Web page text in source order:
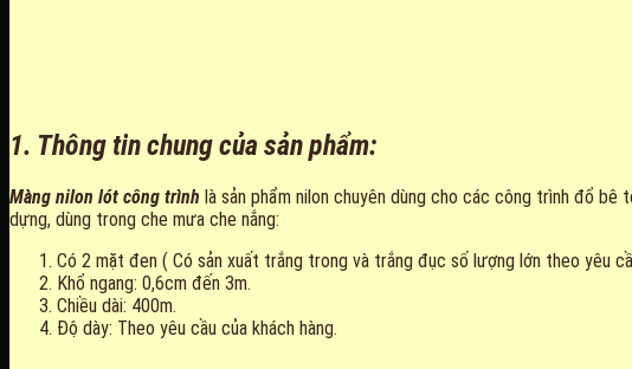
1. Thông tin chung của sản phẩm:
Màng nilon lót công trình là sản phẩm nilon chuyên dùng cho các công trình đổ
dựng, dùng trong che mưa che nắng:
Có 2 mặt đen ( Có sản xuất trắng trong và trắng đục số lượng lớn theo yêu
Khổ ngang: 0,6cm đến 3m.
Chiều dài: 400m.
Độ dày: Theo yêu cầu của khách hàng.